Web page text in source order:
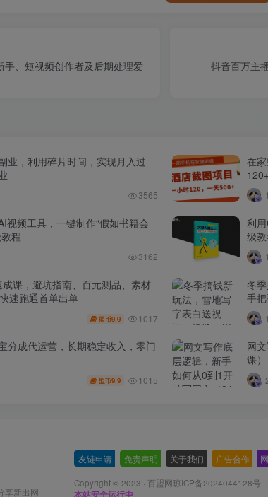
、短视频创作者及后期处理爱
抖音百万主
业，利用碎片时间，实现月入过
3565
在
视频工具，一键制作“假如书籍会
程
3162
利
级
课，避坑指南、百元测品、素材
速跑通首单出单
盟币9.9 1017
冬
手
分成代运营，长期稳定收入，零门
盟币9.9 1015
网
课）
享新出网
友链申请 免责声明 关于我们 广告合作
Copyright © 2023 · 百盟网琼ICP备2024044128号